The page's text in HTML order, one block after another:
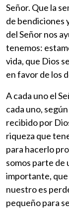
Señor. Que la
de bendiciones
del Señor nos
tenemos:
vida, que Dios
en favor de los
A cada uno el
cada uno,
recibido por
riqueza que
para hacerlo
somos parte de
importante, que
nuestro es
pequeño para